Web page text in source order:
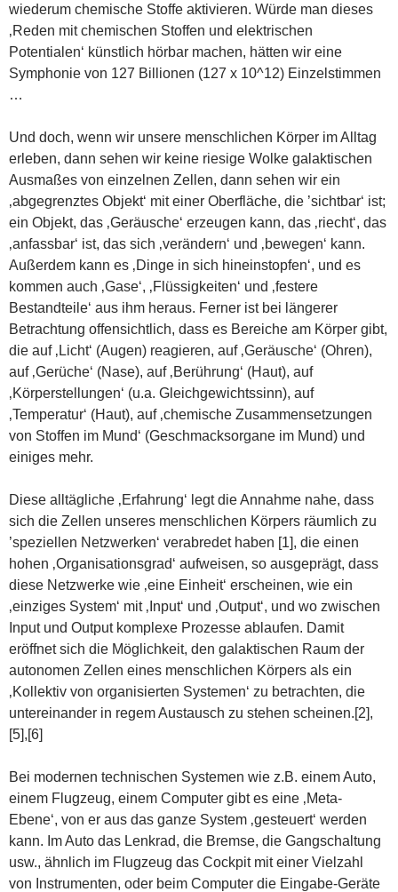
wiederum chemische Stoffe aktivieren. Würde man dieses
‚Reden mit chemischen Stoffen und elektrischen
Potentialen‘ künstlich hörbar machen, hätten wir eine
Symphonie von 127 Billionen (127 x 10^12) Einzelstimmen
…
Und doch, wenn wir unsere menschlichen Körper im Alltag
erleben, dann sehen wir keine riesige Wolke galaktischen
Ausmaßes von einzelnen Zellen, dann sehen wir ein
‚abgegrenztes Objekt‘ mit einer Oberfläche, die ’sichtbar‘ ist;
ein Objekt, das ‚Geräusche‘ erzeugen kann, das ‚riecht‘, das
‚anfassbar‘ ist, das sich ‚verändern‘ und ‚bewegen‘ kann.
Außerdem kann es ‚Dinge in sich hineinstopfen‘, und es
kommen auch ‚Gase‘, ‚Flüssigkeiten‘ und ‚festere
Bestandteile‘ aus ihm heraus. Ferner ist bei längerer
Betrachtung offensichtlich, dass es Bereiche am Körper gibt,
die auf ‚Licht‘ (Augen) reagieren, auf ‚Geräusche‘ (Ohren),
auf ‚Gerüche‘ (Nase), auf ‚Berührung‘ (Haut), auf
‚Körperstellungen‘ (u.a. Gleichgewichtssinn), auf
‚Temperatur‘ (Haut), auf ‚chemische Zusammensetzungen
von Stoffen im Mund‘ (Geschmacksorgane im Mund) und
einiges mehr.
Diese alltägliche ‚Erfahrung‘ legt die Annahme nahe, dass
sich die Zellen unseres menschlichen Körpers räumlich zu
’speziellen Netzwerken‘ verabredet haben [1], die einen
hohen ‚Organisationsgrad‘ aufweisen, so ausgeprägt, dass
diese Netzwerke wie ‚eine Einheit‘ erscheinen, wie ein
‚einziges System‘ mit ‚Input‘ und ‚Output‘, und wo zwischen
Input und Output komplexe Prozesse ablaufen. Damit
eröffnet sich die Möglichkeit, den galaktischen Raum der
autonomen Zellen eines menschlichen Körpers als ein
‚Kollektiv von organisierten Systemen‘ zu betrachten, die
untereinander in regem Austausch zu stehen scheinen.[2],
[5],[6]
Bei modernen technischen Systemen wie z.B. einem Auto,
einem Flugzeug, einem Computer gibt es eine ‚Meta-
Ebene‘, von er aus das ganze System ‚gesteuert‘ werden
kann. Im Auto das Lenkrad, die Bremse, die Gangschaltung
usw., ähnlich im Flugzeug das Cockpit mit einer Vielzahl
von Instrumenten, oder beim Computer die Eingabe-Geräte